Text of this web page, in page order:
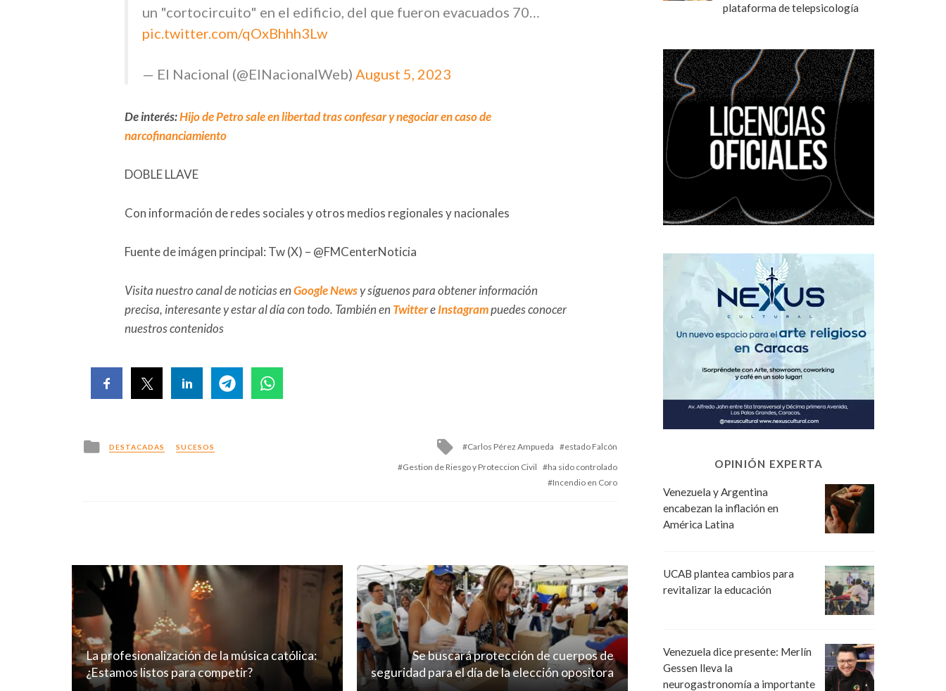
un "cortocircuito" en el edificio, del que fueron evacuados 70…
pic.twitter.com/qOxBhhh3Lw
— El Nacional (@ElNacionalWeb) August 5, 2023
De interés:Hijo de Petro sale en libertad tras confesar y negociar en caso de
narcofinanciamiento
DOBLE LLAVE
Con información de redes sociales y otros medios regionales y nacionales
Fuente de imágen principal: Tw (X) – @FMCenterNoticia
Visita nuestro canal de noticias enGoogle Newsy síguenos para obtener información
precisa, interesante y estar al día con todo. También en TwittereInstagrampuedes conocer
nuestros contenidos
Posted
in
DESTACADAS SUCESOS
Tagged
Carlos Pérez Ampueda
estado Falcón
Gestion de Riesgo y Proteccion Civil
ha sido controlado
Incendio en Coro
La profesionalización de la música católica:
¿Estamos listos para competir?
Se buscará protección de cuerpos de
seguridad para el día de la elección opositora
plataforma de telepsicología
OPINIÓN EXPERTA
Venezuela y Argentina
encabezan la inflación en
América Latina
UCAB plantea cambios para
revitalizar la educación
Venezuela dice presente: Merlín
Gessen lleva la
neurogastronomía a importante